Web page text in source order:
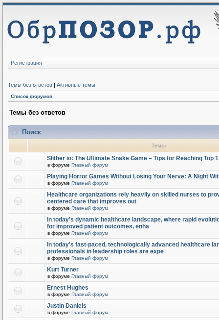
Регистрация
Темы без ответов | Активные темы
Список форумов
Темы без ответов
Поиск
Темы
Slither io: The Ultimate Snake Game – Tips for Reaching Top
в форуме Главный форум
Playing Horror Games Without Losing Your Nerve: A Night
в форуме Главный форум
Healthcare organizations rely heavily on skilled nurses to
centered care that improves out
в форуме Главный форум
In today's dynamic healthcare landscape, where rapid
for improved patient outcomes, enha
в форуме Главный форум
In today's fast-paced, technologically advanced healthcare
professionals in leadership roles are expe
в форуме Главный форум
Kurt Turner
в форуме Главный форум
Ernest Hughes
в форуме Главный форум
Justin Daniels
в форуме Главный форум